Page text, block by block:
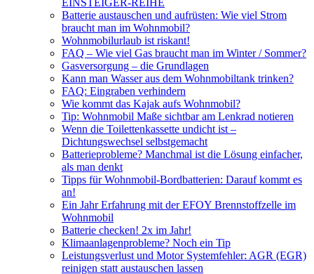
Batterie austauschen und aufrüsten: Wie viel Strom
braucht man im Wohnmobil?
Wohnmobilurlaub ist riskant!
FAQ – Wie viel Gas braucht man im Winter / Sommer?
Gasversorgung – die Grundlagen
Kann man Wasser aus dem Wohnmobiltank trinken?
FAQ: Eingraben verhindern
Wie kommt das Kajak aufs Wohnmobil?
Tip: Wohnmobil Maße sichtbar am Lenkrad notieren
Wenn die Toilettenkassette undicht ist –
Dichtungswechsel selbstgemacht
Batterieprobleme? Manchmal ist die Lösung einfacher,
als man denkt
Tipps für Wohnmobil-Bordbatterien: Darauf kommt es
an!
Ein Jahr Erfahrung mit der EFOY Brennstoffzelle im
Wohnmobil
Batterie checken! 2x im Jahr!
Klimaanlagenprobleme? Noch ein Tip
Leistungsverlust und Motor Systemfehler: AGR (EGR)
reinigen statt austauschen lassen